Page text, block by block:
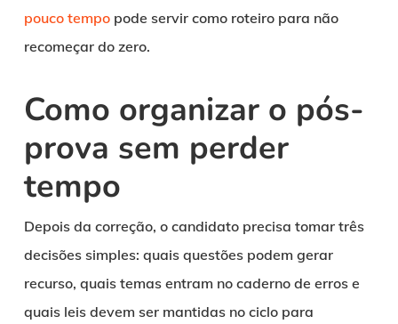
pouco tempopode servir como roteiro para não
recomeçar do zero.
Como organizar o pós-
prova sem perder
tempo
Depois da correção, o candidato precisa tomar três
decisões simples: quais questões podem gerar
recurso, quais temas entram no caderno de erros e
quais leis devem ser mantidas no ciclo para